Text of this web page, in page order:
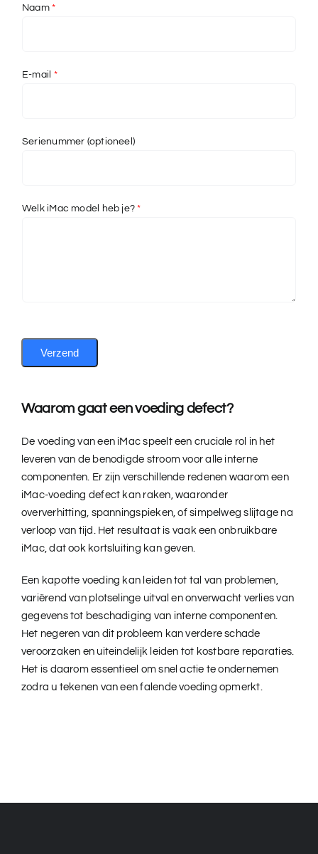
Naam*
E-mail *
Serienummer (optioneel)
Welk iMac model heb je?*
Verzend
Waarom gaat een voeding defect?
De voeding van een iMac speelt een cruciale rol in het
leveren van de benodigde stroom voor alle interne
componenten. Er zijn verschillende redenen waarom een
iMac-voeding defect kan raken, waaronder
oververhitting, spanningspieken, of simpelweg slijtage na
verloop van tijd. Het resultaat is vaak een onbruikbare
iMac, dat ook kortsluiting kan geven.
Een kapotte voeding kan leiden tot tal van problemen,
variërend van plotselinge uitval en onverwacht verlies van
gegevens tot beschadiging van interne componenten.
Het negeren van dit probleem kan verdere schade
veroorzaken en uiteindelijk leiden tot kostbare reparaties.
Het is daarom essentieel om snel actie te ondernemen
zodra u tekenen van een falende voeding opmerkt.